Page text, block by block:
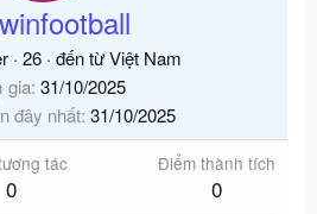
· 26 · đến từViệt Nam
gia 31/10/2025
đây nhất 31/10/2025
tác
0
Điểm thành tích
0